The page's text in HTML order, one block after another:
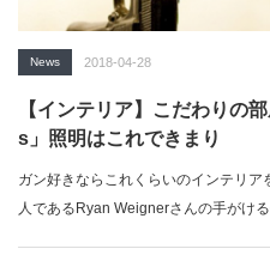
News 2018-04-28
【インテリア】こだわりの
s」照明はこれできまり
ガン好きならこれくらいのインテリ
人であるRyan Weignerさんの手がけ